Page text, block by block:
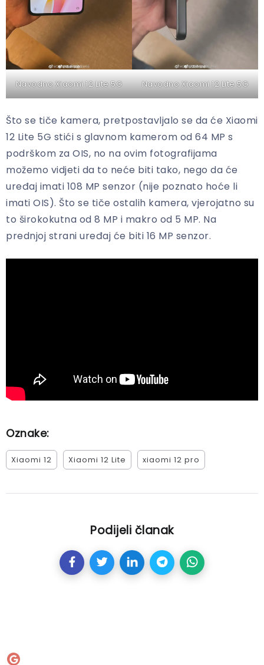
Navodno Xiaomi 12 Lite 5G Navodno Xiaomi 12 Lite 5G
Što se tiče kamera, pretpostavljalo se da će Xiaomi
12 Lite 5G stići s glavnom kamerom od 64 MP s
podrškom za OIS, no na ovim fotografijama
možemo vidjeti da to neće biti tako, nego da će
uređaj imati 108 MP senzor (nije poznato hoće li
imati OIS). Što se tiče ostalih kamera, vjerojatno su
to širokokutna od 8 MP i makro od 5 MP. Na
prednjoj strani uređaj će biti 16 MP senzor.
Oznake:
Xiaomi 12 Xiaomi 12 Lite xiaomi 12 pro
Podijeli članak